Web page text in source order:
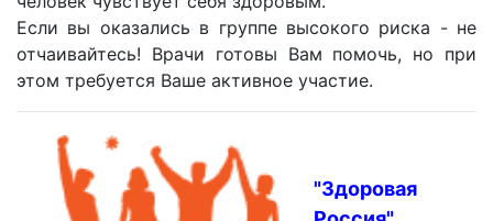
Если вы оказались в группе высокого риска - не
отчаивайтесь! Врачи готовы Вам помочь, но при
этом требуется Ваше активное участие.
"Здоровая